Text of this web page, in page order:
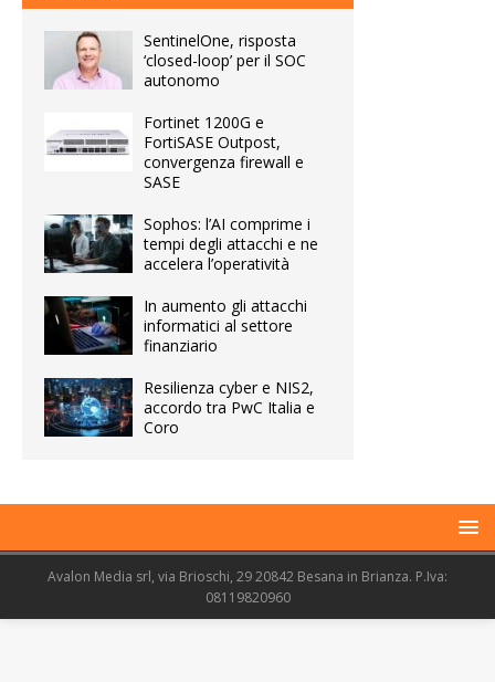
SentinelOne, risposta
‘closed-loop’ per il SOC
autonomo
Fortinet 1200G e
FortiSASE Outpost,
convergenza firewall e
SASE
Sophos: l’AI comprime i
tempi degli attacchi e ne
accelera l’operatività
In aumento gli attacchi
informatici al settore
finanziario
Resilienza cyber e NIS2,
accordo tra PwC Italia e
Coro
Avalon Media srl, via Brioschi, 29 20842 Besana in Brianza. P.Iva:
08119820960